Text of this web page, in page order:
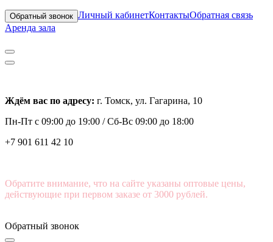
Обратный звонок Личный кабинетКонтактыОбратная связь
Аренда зала
Ждём вас по адресу: г. Томск, ул. Гагарина, 10
Пн-Пт с 09:00 до 19:00 /Сб-Вс 09:00 до 18:00
+7 901 611 42 10
Обратите внимание, что на сайте указаны оптовые цены,
действующие при первом заказе от 3000 рублей.
Обратный звонок